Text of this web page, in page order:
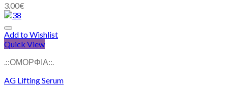
3.00€
Add to Wishlist
Quick View
.::ΟΜΟΡΦΙΑ::.
AG Lifting Serum